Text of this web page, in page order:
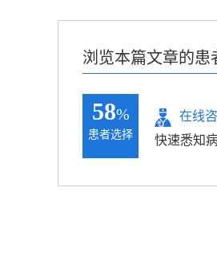
浏览本篇文章的患
58%
患者选择
在线
快速悉知